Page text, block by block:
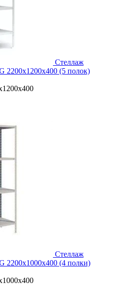
Стеллаж
2200x1200x400 (5 полок)
Стеллаж
2200x1000x400 (4 полки)